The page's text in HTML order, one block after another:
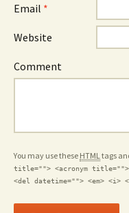
Email *
Website
Comment
You may use these HTML tags
title=""> <acronym title="">
<del datetime=""> <em>